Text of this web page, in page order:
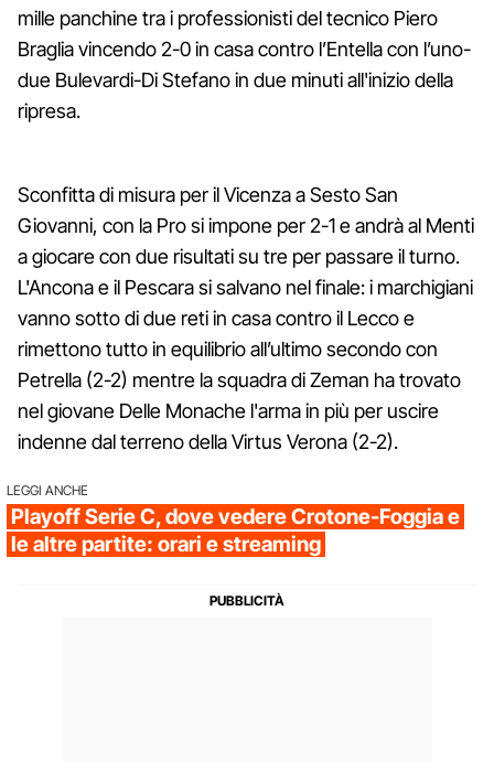
mille panchine tra i professionisti del tecnico Piero
Braglia vincendo 2-0 in casa contro l’Entella con l’uno-
due Bulevardi-Di Stefano in due minuti all'inizio della
ripresa.
Sconfitta di misura per il Vicenza a Sesto San
Giovanni, con la Pro si impone per 2-1 e andrà al Menti
a giocare con due risultati su tre per passare il turno.
L'Ancona e il Pescara si salvano nel finale: i marchigiani
vanno sotto di due reti in casa contro il Lecco e
rimettono tutto in equilibrio all’ultimo secondo con
Petrella (2-2) mentre la squadra di Zeman ha trovato
nel giovane Delle Monache l'arma in più per uscire
indenne dal terreno della Virtus Verona (2-2).
LEGGI ANCHE
Playoff Serie C, dove vedere Crotone-Foggia e
le altre partite: orari e streaming